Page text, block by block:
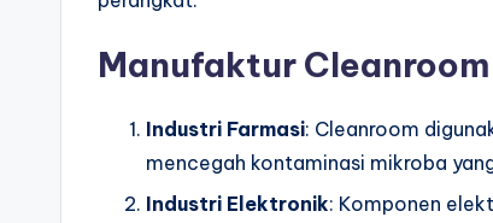
Manufaktur
Industri Farmasi: Cleanroom
mencegah kontaminasi mikroba
Industri Elektronik: Komponen